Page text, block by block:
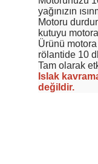
yağınızın
Motoru
kutuyu
Ürünü
rölantide 10
Tam olarak
Islak
değildir.